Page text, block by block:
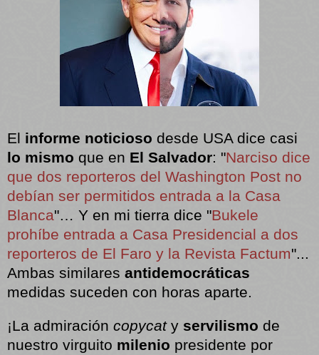
El informe noticioso desde USA dice casi
lo mismo que en El Salvador: "Narciso dice
que dos reporteros del Washington Post no
debían ser permitidos entrada a la Casa
Blanca"… Y en mi tierra dice "Bukele
prohíbe entrada a Casa Presidencial a dos
reporteros de El Faro y la Revista Factum"...
Ambas similares antidemocráticas
medidas suceden con horas aparte.
¡La admiración copycaty servilismo de
nuestro virguito milenio presidente por